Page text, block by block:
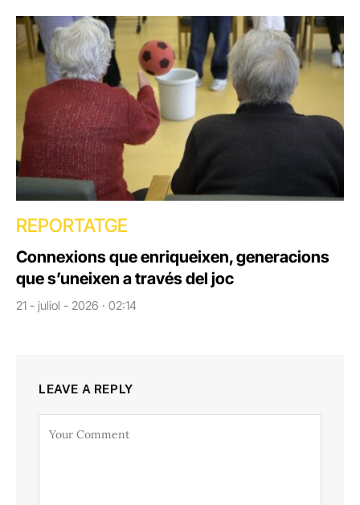
REPORTATGE
Connexions que enriqueixen, generacions
que s’uneixen a través del joc
21 - juliol - 2026 · 02:14
LEAVE A REPLY